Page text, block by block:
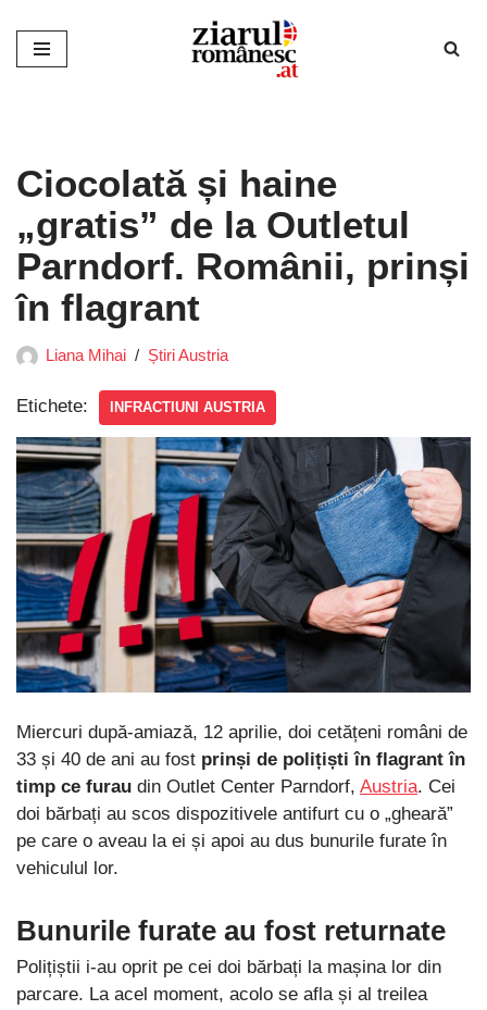
Sari
Ciocolată și haine
„gratis” de la Outletul
Parndorf. Românii, prinși
în flagrant
Liana Mihai Știri Austria
Etichete: INFRACTIUNI AUSTRIA
Miercuri după-amiază, 12 aprilie, doi cetățeni români de
33 și 40 de ani au fost prinși de polițiști în flagrant în
timp ce furau din Outlet Center Parndorf, Austria. Cei
doi bărbați au scos dispozitivele antifurt cu o „gheară”
pe care o aveau la ei și apoi au dus bunurile furate în
vehiculul lor.
Bunurile furate au fost returnate
Polițiștii i-au oprit pe cei doi bărbați la mașina lor din
parcare. La acel moment, acolo se afla și al treilea